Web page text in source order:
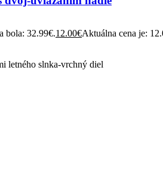
bola: 32.99€.12.00€Aktuálna cena je: